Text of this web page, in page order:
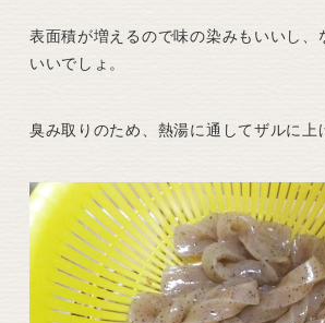
表面積が増えるので味の染みもいいし、
いいでしょ。
臭み取りのため、熱湯に通してザルに上